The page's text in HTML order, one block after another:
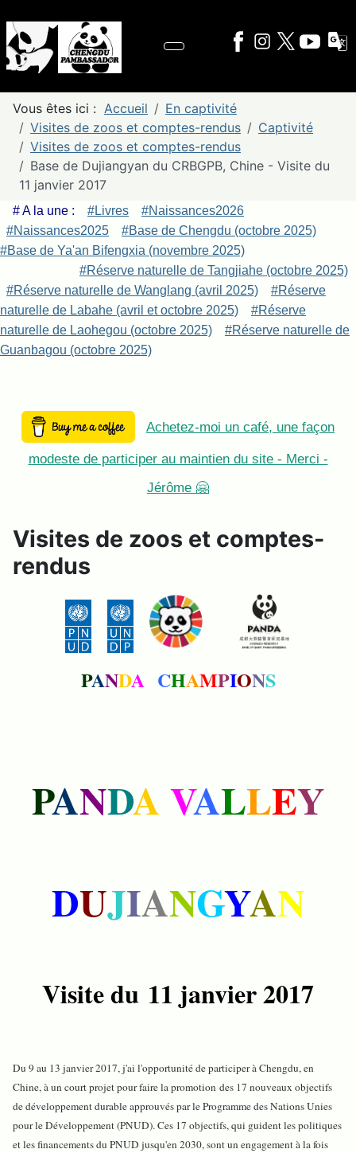
Vous êtes ici : Accueil
En captivité
Visites de zoos et comptes-rendus
Captivité
Visites de zoos et comptes-rendus
Base de Dujiangyan du CRBGPB, Chine - Visite du
11 janvier 2017
# A la une : #Livres
#Naissances2026
#Naissances2025
#Base de Chengdu (octobre 2025)
#Base de Ya'an Bifengxia (novembre 2025)
#Réserve naturelle de Tangjiahe (octobre 2025)
#Réserve naturelle de Wanglang (avril 2025)
#Réserve
naturelle de Labahe (avril et octobre 2025)
#Réserve
naturelle de Laohegou (octobre 2025)
#Réserve naturelle de
Guanbagou (octobre 2025)
Achetez-moi un café, une façon
modeste de participer au maintien du site - Merci -
Jérôme 🤗
Visites de zoos et comptes-
rendus
PANDA CHAMPIONS
PANDA VALLEY
DUJIANGYAN
Visite du 11 janvier 2017
Du 9 au 13 janvier 2017, j'ai l'opportunité de participer à Chengdu, en
Chine, à un court projet pour faire la promotion des 17 nouveaux objectifs
de développement durable approuvés par le Programme des Nations Unies
pour le Développement (PNUD). Ces 17 objectifs, qui guident les politiques
et les financements du PNUD jusqu'en 2030, sont un engagement à la fois